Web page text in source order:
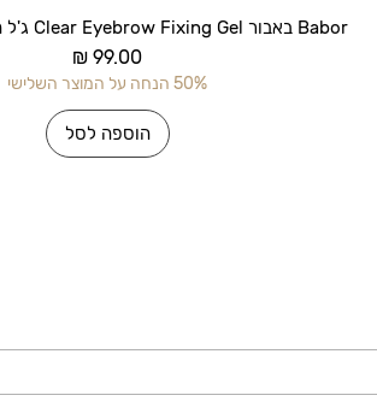
Babor באבור Clear Eyebrow Fixing Gel ג'ל הגבות שקוף מעצב
מחיר
50% הנחה על המוצר השלישי
הוספה לסל